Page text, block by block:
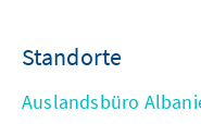
Standorte
Auslandsbüro